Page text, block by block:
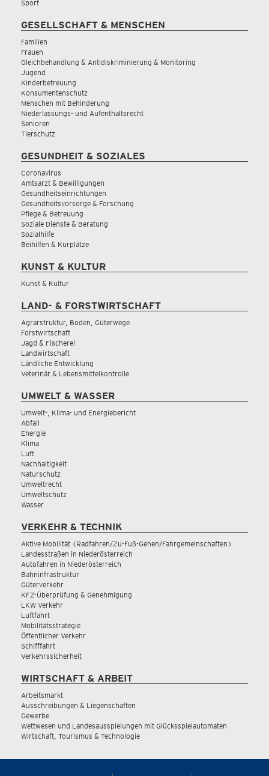
Sport
GESELLSCHAFT & MENSCHEN
Familien
Frauen
Gleichbehandlung & Antidiskriminierung & Monitoring
Jugend
Kinderbetreuung
Konsumentenschutz
Menschen mit Behinderung
Niederlassungs- und Aufenthaltsrecht
Senioren
Tierschutz
GESUNDHEIT & SOZIALES
Coronavirus
Amtsarzt & Bewilligungen
Gesundheitseinrichtungen
Gesundheitsvorsorge & Forschung
Pflege & Betreuung
Soziale Dienste & Beratung
Sozialhilfe
Beihilfen & Kurplätze
KUNST & KULTUR
Kunst & Kultur
LAND- & FORSTWIRTSCHAFT
Agrarstruktur, Boden, Güterwege
Forstwirtschaft
Jagd & Fischerei
Landwirtschaft
Ländliche Entwicklung
Veterinär & Lebensmittelkontrolle
UMWELT & WASSER
Umwelt-, Klima- und Energiebericht
Abfall
Energie
Klima
Luft
Nachhaltigkeit
Naturschutz
Umweltrecht
Umweltschutz
Wasser
VERKEHR & TECHNIK
Aktive Mobilität (Radfahren/Zu-Fuß-Gehen/Fahrgemeinschaften)
Landesstraßen in Niederösterreich
Autofahren in Niederösterreich
Bahninfrastruktur
Güterverkehr
KFZ-Überprüfung & Genehmigung
LKW Verkehr
Luftfahrt
Mobilitätsstrategie
Öffentlicher Verkehr
Schifffahrt
Verkehrssicherheit
WIRTSCHAFT & ARBEIT
Arbeitsmarkt
Ausschreibungen & Liegenschaften
Gewerbe
Wettwesen und Landesausspielungen mit Glücksspielautomaten
Wirtschaft, Tourismus & Technologie